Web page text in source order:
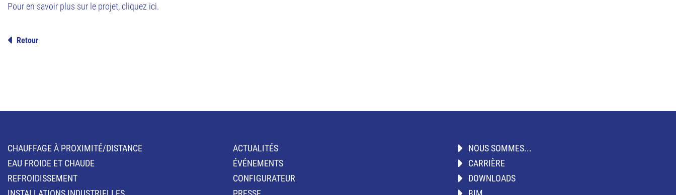
Pour en savoir plus sur le projet, cliquez ici.
Retour
CHAUFFAGE À PROXIMITÉ/DISTANCE
EAU FROIDE ET CHAUDE
REFROIDISSEMENT
ACTUALITÉS
ÉVÉNEMENTS
CONFIGURATEUR
NOUS SOMMES...
CARRIÈRE
DOWNLOADS